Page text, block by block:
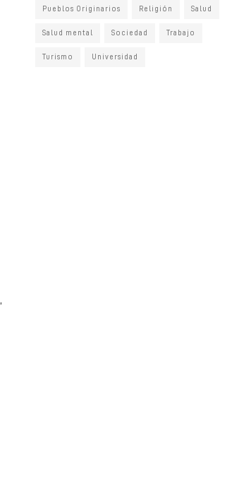
Pueblos Originarios Religión Salud
Salud mental Sociedad Trabajo
Turismo Universidad